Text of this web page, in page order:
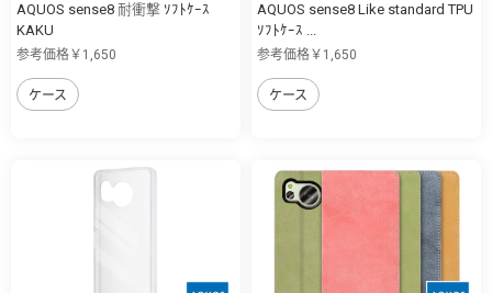
AQUOS sense8 耐衝撃 ｿﾌﾄｹｰｽ
KAKU
参考価格￥1,650
ケース
AQUOS sense8 Like standard TPU
ｿﾌﾄｹｰｽ ...
参考価格￥1,650
ケース